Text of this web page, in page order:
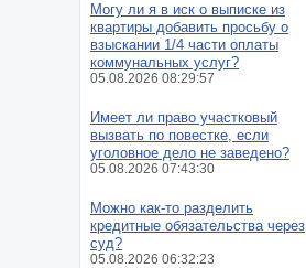
Могу ли я в иск о выписке из
квартиры добавить просьбу о
взыскании 1/4 части оплаты
коммунальных услуг?
05.08.2026 08:29:57
Имеет ли право участковый
вызвать по повестке, если
уголовное дело не заведено?
05.08.2026 07:43:30
Можно как-то разделить
кредитные обязательства через
суд?
05.08.2026 06:32:23